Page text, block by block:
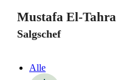
Mustafa El-Tahra
Salgschef
Alle